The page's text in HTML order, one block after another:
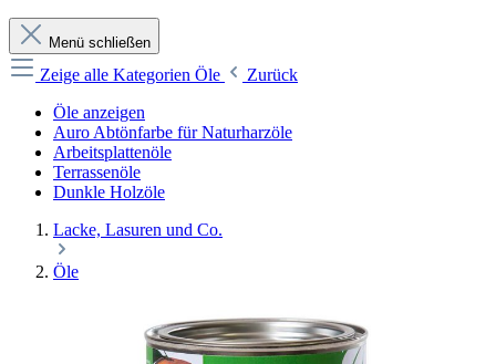
Menü schließen
Zeige alle Kategorien Öle
Zurück
Öle anzeigen
Auro Abtönfarbe für Naturharzöle
Arbeitsplattenöle
Terrassenöle
Dunkle Holzöle
Lacke, Lasuren und Co.
Öle